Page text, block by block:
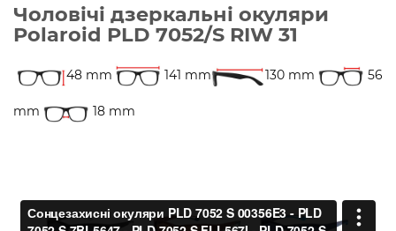
Чоловічі дзеркальні окуляри
Polaroid PLD 7052/S RIW 31
48 mm 141 mm 130 mm 56
mm 18 mm